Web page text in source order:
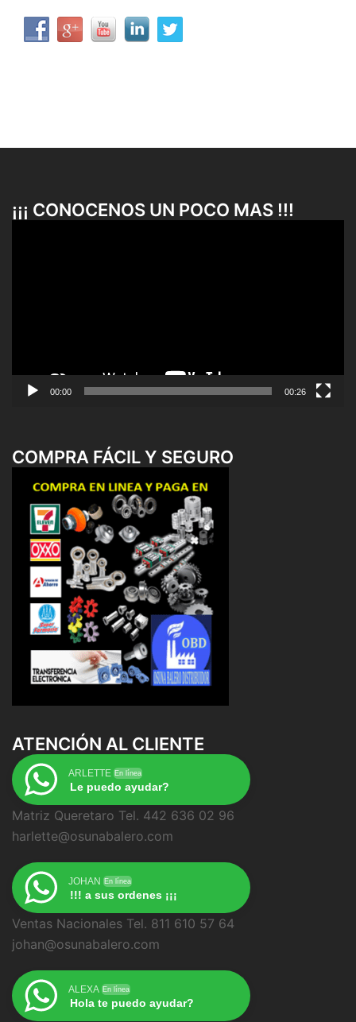
¡¡¡ CONOCENOS UN POCO MAS !!!
00:00 00:26
COMPRA FÁCIL Y SEGURO
ATENCIÓN AL CLIENTE
ARLETTE En línea
Le puedo ayudar?
Matriz Queretaro Tel. 442 636 02 96
harlette@osunabalero.com
JOHAN En línea
!!! a sus ordenes ¡¡¡
Ventas Nacionales Tel. 811 610 57 64
johan@osunabalero.com
ALEXA En línea
Hola te puedo ayudar?